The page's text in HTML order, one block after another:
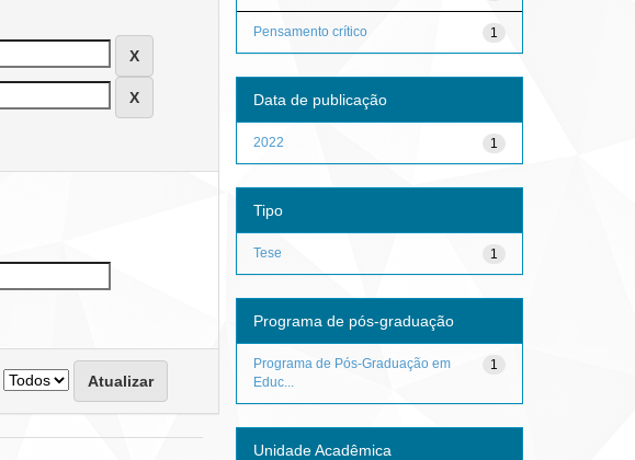
1
Pensamento crítico
Data de publicação
1
2022
Tipo
1
Tese
Programa de pós-graduação
1
Programa de Pós-Graduação em
Educ...
Unidade Acadêmica